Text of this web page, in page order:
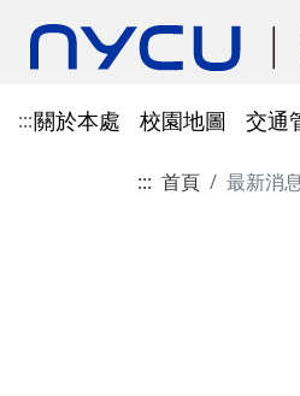
:::關於本處 校園地圖
陽明校區校園地圖
交通
光復及博愛校區停車識別證
空間及場地租借管理
所得稅與補充保費
科研採購及創新條例採購公
公文簽核及檔案管理系統
::: 首頁 最新消